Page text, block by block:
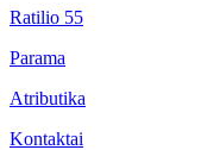
Ratilio 55
Parama
Atributika
Kontaktai